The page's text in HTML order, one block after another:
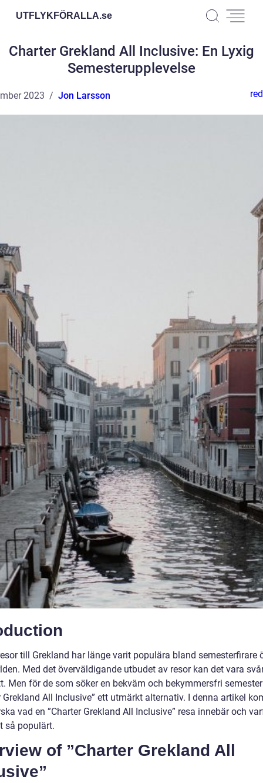
UTFLYKFÖRALLA.se
Charter Grekland All Inclusive: En Lyxig
Semesterupplevelse
2023 Jon Larsson
till Grekland har länge varit populära bland semesterfirare
Med det överväldigande utbudet av resor kan det vara
Men för de som söker en bekväm och bekymmersfri
Grekland All Inclusive” ett utmärkt alternativ. I denna artikel
vad en ”Charter Grekland All Inclusive” resa innebär och
så populärt.
of ”Charter Grekland All